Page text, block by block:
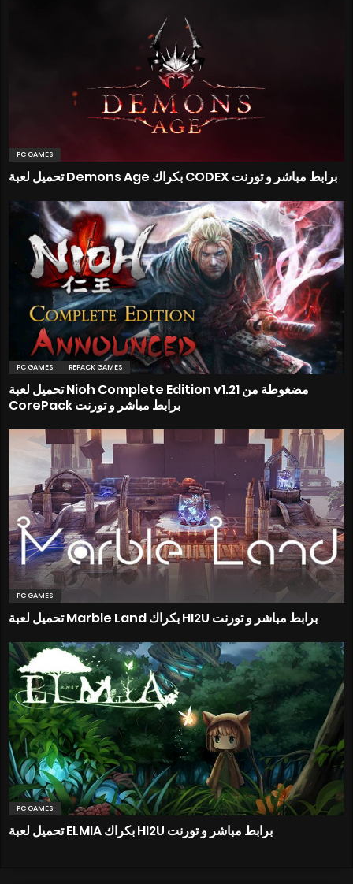
PC GAMES
تحميل لعبة Demons Age بكراك CODEX برابط مباشر و تورنت
PC GAMES REPACK GAMES
تحميل لعبة Nioh Complete Edition v1.21 مضغوطة من
CorePack برابط مباشر و تورنت
PC GAMES
تحميل لعبة Marble Land بكراك HI2U برابط مباشر و تورنت
PC GAMES
تحميل لعبة ELMIA بكراك HI2U برابط مباشر و تورنت